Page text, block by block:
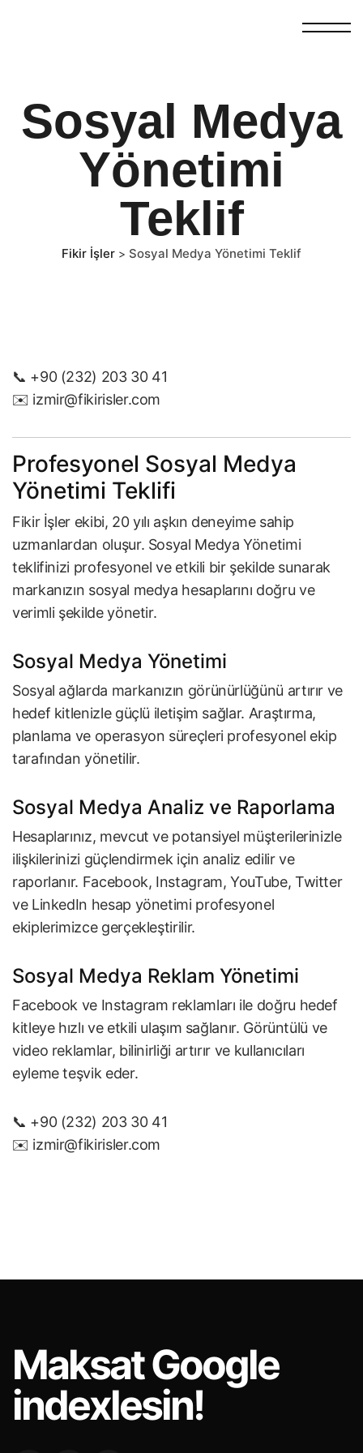
Sosyal Medya
Yönetimi
Teklif
Fikir İşler > Sosyal Medya Yönetimi Teklif
📞 +90 (232) 203 30 41
✉️ izmir@fikirisler.com
Profesyonel Sosyal Medya
Yönetimi Teklifi
Fikir İşler ekibi, 20 yılı aşkın deneyime sahip
uzmanlardan oluşur. Sosyal Medya Yönetimi
teklifinizi profesyonel ve etkili bir şekilde sunarak
markanızın sosyal medya hesaplarını doğru ve
verimli şekilde yönetir.
Sosyal Medya Yönetimi
Sosyal ağlarda markanızın görünürlüğünü artırır ve
hedef kitlenizle güçlü iletişim sağlar. Araştırma,
planlama ve operasyon süreçleri profesyonel ekip
tarafından yönetilir.
Sosyal Medya Analiz ve Raporlama
Hesaplarınız, mevcut ve potansiyel müşterilerinizle
ilişkilerinizi güçlendirmek için analiz edilir ve
raporlanır. Facebook, Instagram, YouTube, Twitter
ve LinkedIn hesap yönetimi profesyonel
ekiplerimizce gerçekleştirilir.
Sosyal Medya Reklam Yönetimi
Facebook ve Instagram reklamları ile doğru hedef
kitleye hızlı ve etkili ulaşım sağlanır. Görüntülü ve
video reklamlar, bilinirliği artırır ve kullanıcıları
eyleme teşvik eder.
📞 +90 (232) 203 30 41
✉️ izmir@fikirisler.com
MaksatGoogle
indexlesin!